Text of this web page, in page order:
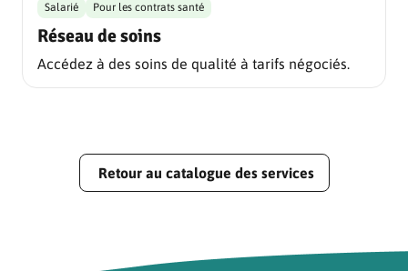
Réseau de soins
Salarié Pour les contrats santé
Accédez à des soins de qualité à tarifs négociés.
Retour au catalogue des services